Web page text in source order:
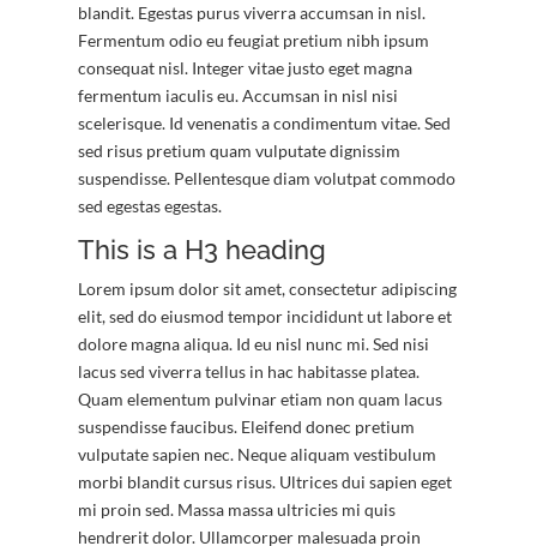
blandit. Egestas purus viverra accumsan in nisl.
Fermentum odio eu feugiat pretium nibh ipsum
consequat nisl. Integer vitae justo eget magna
fermentum iaculis eu. Accumsan in nisl nisi
scelerisque. Id venenatis a condimentum vitae. Sed
sed risus pretium quam vulputate dignissim
suspendisse. Pellentesque diam volutpat commodo
sed egestas egestas.
This is a H3 heading
Lorem ipsum dolor sit amet, consectetur adipiscing
elit, sed do eiusmod tempor incididunt ut labore et
dolore magna aliqua. Id eu nisl nunc mi. Sed nisi
lacus sed viverra tellus in hac habitasse platea.
Quam elementum pulvinar etiam non quam lacus
suspendisse faucibus. Eleifend donec pretium
vulputate sapien nec. Neque aliquam vestibulum
morbi blandit cursus risus. Ultrices dui sapien eget
mi proin sed. Massa massa ultricies mi quis
hendrerit dolor. Ullamcorper malesuada proin